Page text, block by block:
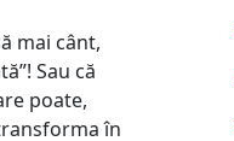
mai cânt,
Sau că
poate,
în